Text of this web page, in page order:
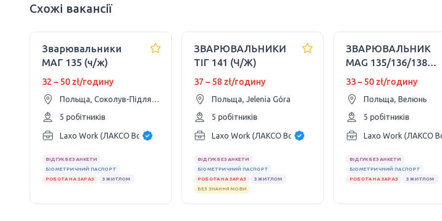
Схожі вакансії
Зварювальники
МАГ 135 (ч/ж)
32 – 50 zł/годину
Польща, Соколув-Підляський
5 робітників
Laxo Work (ЛАКСО Ворк)
ВІДГУК БЕЗ АНКЕТИ
БІОМЕТРИЧНИЙ ПАСПОРТ
РОБОТА НА ЗАРАЗ
З ЖИТЛОМ
ЗВАРЮВАЛЬНИКИ
ТІГ 141 (Ч/Ж)
37 – 58 zł/годину
Польща, Jelenia Góra
5 робітників
Laxo Work (ЛАКСО Ворк)
ВІДГУК БЕЗ АНКЕТИ
БІОМЕТРИЧНИЙ ПАСПОРТ
РОБОТА НА ЗАРАЗ
З ЖИТЛОМ
БЕЗ ЗНАННЯ МОВИ
ЗВАРЮВАЛЬНИК
MAG 135/136/138
(ч/ж)
33 – 50 zł/годину
Польща, Велюнь
5 робітників
Laxo Work (ЛАКСО
ВІДГУК БЕЗ АНКЕТИ
БІОМЕТРИЧНИЙ ПАСПОРТ
РОБОТА НА ЗАРАЗ
З ЖИТЛОМ